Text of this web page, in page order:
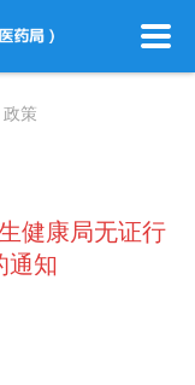
政策
健康局无证行
通知